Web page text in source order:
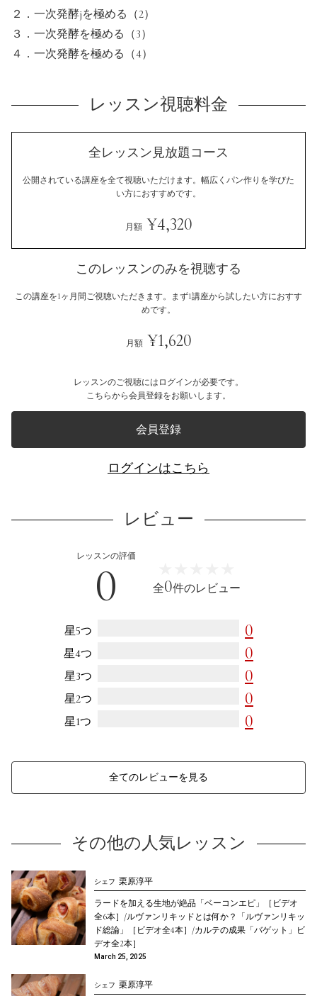
２．一次発酵jを極める（2）
３．一次発酵を極める（3）
４．一次発酵を極める（4）
レッスン視聴料金
全レッスン見放題コース
公開されている講座を全て視聴いただけます。 幅広くパン作りを学びた
い方におすすめです。
月額 ¥4,320
このレッスンのみを視聴する
この講座を1ヶ月間ご視聴いただきます。
まず1講座から試したい方におすす
めです。
月額 ¥1,620
レッスンのご視聴にはログインが必要です。
こちらから会員登録をお願いします。
会員登録
ログインはこちら
レビュー
レッスンの評価
0 全0件のレビュー
星5つ 0
星4つ 0
星3つ 0
星2つ 0
星1つ 0
全てのレビューを見る
その他の人気レッスン
シェフ 栗原淳平
ラードを加える生地が絶品「ベーコンエピ」［ビデオ
全6本］/ルヴァンリキッドとは何か？「ルヴァンリキッ
ド総論」［ビデオ全4本］/カルテの成果「バゲット」ビ
デオ全2本］
March 25, 2025
シェフ 栗原淳平